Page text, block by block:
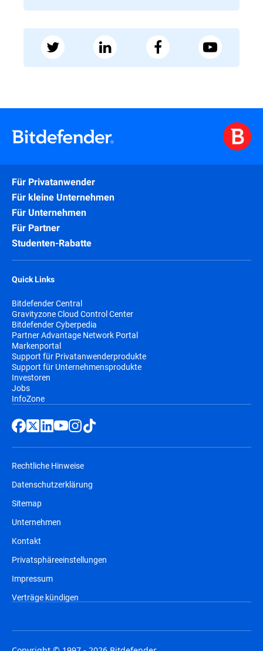
Für Privatanwender
Für kleine Unternehmen
Für Unternehmen
Für Partner
Studenten-Rabatte
Quick Links
Bitdefender Central
Gravityzone Cloud Control Center
Bitdefender Cyberpedia
Partner Advantage Network Portal
Markenportal
Support für Privatanwenderprodukte
Support für Unternehmensprodukte
Investoren
Jobs
InfoZone
Rechtliche Hinweise
Datenschutzerklärung
Sitemap
Unternehmen
Kontakt
Privatsphäreeinstellungen
Impressum
Verträge kündigen